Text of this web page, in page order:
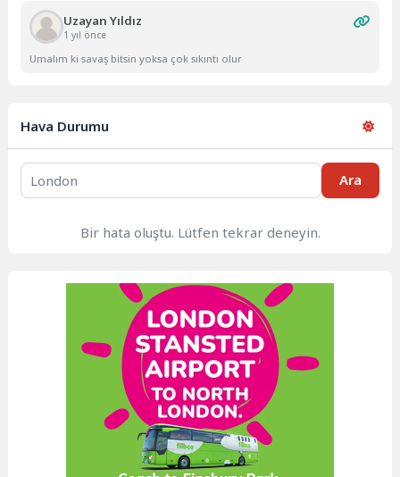
Uzayan Yıldız
1 yıl önce
Umalım ki savaş bitsin yoksa çok sıkıntı olur
Hava Durumu
Ara
Bir hata oluştu. Lütfen tekrar deneyin.